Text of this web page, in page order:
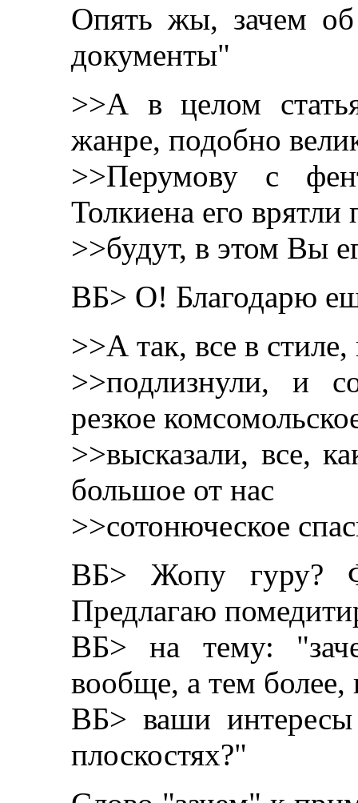
Опять жы, зачем
документы"
>>А в целом
жанре, подобно
>>Перумову с
Толкиена его врятли
>>будут, в этом Вы
ВБ> О! Благодарю
>>А так, все в
>>подлизнули, и
резкое
>>высказали, все,
большое от нас
>>сотонюческое
ВБ> Жопу гуру?
Предлагаю
ВБ> на тему:
вообще, а тем более,
ВБ> ваши
плоскостях?"